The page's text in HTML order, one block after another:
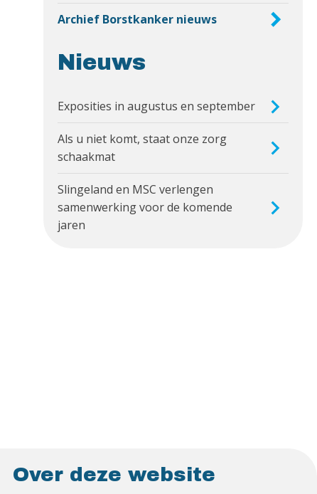
Archief Borstkanker nieuws
Nieuws
Exposities in augustus en september
Als u niet komt, staat onze zorg
schaakmat
Slingeland en MSC verlengen
samenwerking voor de komende
jaren
Over deze website